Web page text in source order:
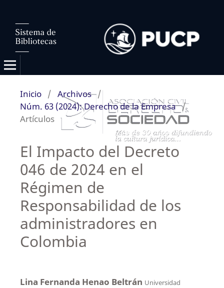
Inicio / Archivos /
Núm. 63 (2024): Derecho de la Empresa /
Artículos
El Impacto del Decreto
046 de 2024 en el
Régimen de
Responsabilidad de los
administradores en
Colombia
Lina Fernanda Henao Beltrán Universidad